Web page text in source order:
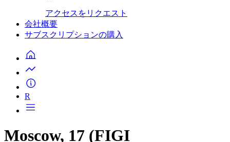
アクセスをリクエスト
会社概要
サブスクリプションの購入
R
Moscow, 17 (FIGI